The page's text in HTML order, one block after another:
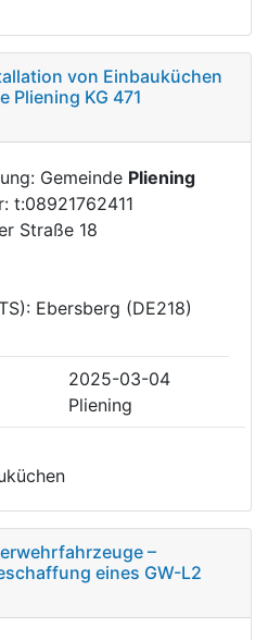
von Einbauküchen
Pliening KG 471
Gemeinde Pliening
t:08921762411
Straße 18
Ebersberg (DE218)
2025-03-04
Pliening
–
eines GW-L2